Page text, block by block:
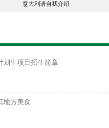
意大利语自我介绍
划生项目招生简章
地方美食